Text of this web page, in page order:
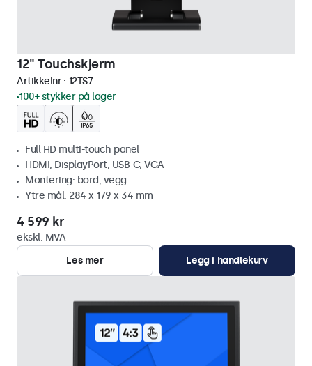
12" Touchskjerm
Artikkelnr.: 12TS7
100+ stykker på lager
Full HD multi-touch panel
HDMI, DisplayPort, USB-C, VGA
Montering: bord, vegg
Ytre mål: 284 x 179 x 34 mm
4 599 kr
ekskl. MVA
Les mer
Legg i handlekurv